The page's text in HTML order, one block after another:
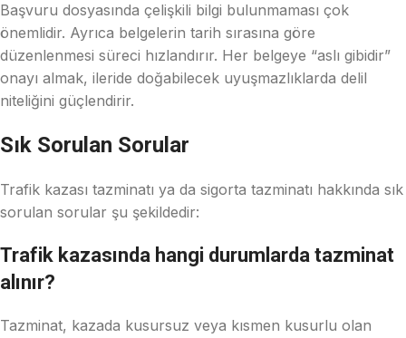
Başvuru dosyasında çelişkili bilgi bulunmaması çok
önemlidir. Ayrıca belgelerin tarih sırasına göre
düzenlenmesi süreci hızlandırır. Her belgeye “aslı gibidir”
onayı almak, ileride doğabilecek uyuşmazlıklarda delil
niteliğini güçlendirir.
Sık Sorulan Sorular
Trafik kazası tazminatı ya da sigorta tazminatı hakkında sık
sorulan sorular şu şekildedir:
Trafik kazasında hangi durumlarda tazminat
alınır?
Tazminat, kazada kusursuz veya kısmen kusurlu olan